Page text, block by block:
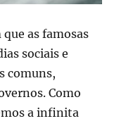
as famosas
sociais e
comuns,
Como
a infinita